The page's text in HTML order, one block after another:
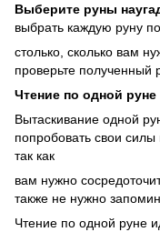
Выберите руны
выбрать каждую руну
столько, сколько вам
проверьте полученный
Чтение по одной руне
Вытаскивание одной
попробовать свои силы
так как
вам нужно
также не нужно
Чтение по одной руне